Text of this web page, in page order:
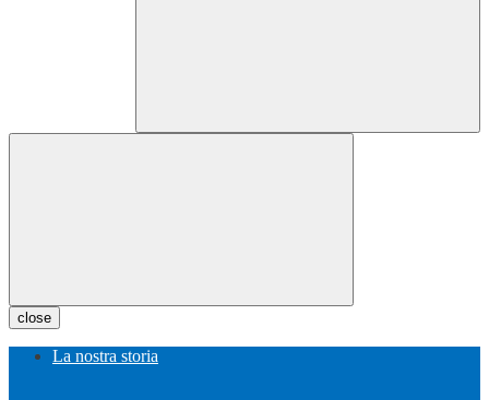
close
La nostra storia